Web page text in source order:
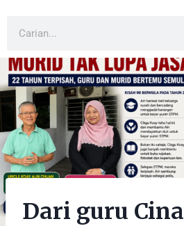
Dari guru